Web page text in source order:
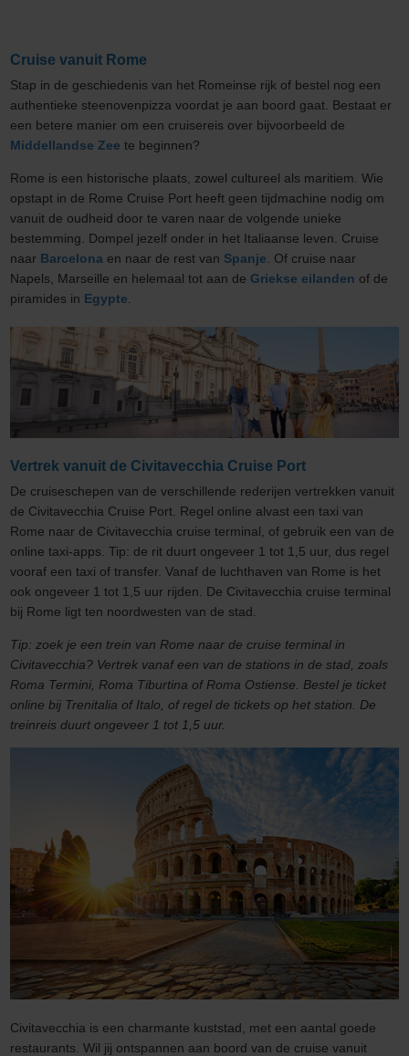
Cruise vanuit Rome
Stap in de geschiedenis van het Romeinse rijk of bestel nog een
authentieke steenovenpizza voordat je aan boord gaat. Bestaat er
een betere manier om een cruisereis over bijvoorbeeld de
Middellandse Zee te beginnen?
Rome is een historische plaats, zowel cultureel als maritiem. Wie
opstapt in de Rome Cruise Port heeft geen tijdmachine nodig om
vanuit de oudheid door te varen naar de volgende unieke
bestemming. Dompel jezelf onder in het Italiaanse leven. Cruise
naar Barcelona en naar de rest van Spanje. Of cruise naar
Napels, Marseille en helemaal tot aan de Griekse eilanden of de
piramides in Egypte.
Vertrek vanuit de Civitavecchia Cruise Port
De cruiseschepen van de verschillende rederijen vertrekken vanuit
de Civitavecchia Cruise Port. Regel online alvast een taxi van
Rome naar de Civitavecchia cruise terminal, of gebruik een van de
online taxi-apps. Tip: de rit duurt ongeveer 1 tot 1,5 uur, dus regel
vooraf een taxi of transfer. Vanaf de luchthaven van Rome is het
ook ongeveer 1 tot 1,5 uur rijden. De Civitavecchia cruise terminal
bij Rome ligt ten noordwesten van de stad.
Tip: zoek je een trein van Rome naar de cruise terminal in
Civitavecchia? Vertrek vanaf een van de stations in de stad, zoals
Roma Termini, Roma Tiburtina of Roma Ostiense. Bestel je ticket
online bij Trenitalia of Italo, of regel de tickets op het station. De
treinreis duurt ongeveer 1 tot 1,5 uur.
Civitavecchia is een charmante kuststad, met een aantal goede
restaurants. Wil jij ontspannen aan boord van de cruise vanuit